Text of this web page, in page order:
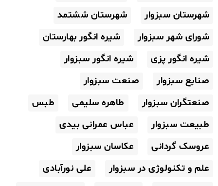
شهرستان سبزوار
شهرستان ششتمد
شورای شهر سبزوار
شیره انگور بهارستان
شیره انگور پزی
شیره انگور سبزوار
صنایع سبزوار
صنعت سبزوار
صنعتگران سبزوار
طاهره سلیمی
طبس
طبیعت سبزوار
عباس عمرانی بیدی
عروسک گردانی
عکاسان سبزوار
علم و تکنولوژی در سبزوار
علی نورآبادی